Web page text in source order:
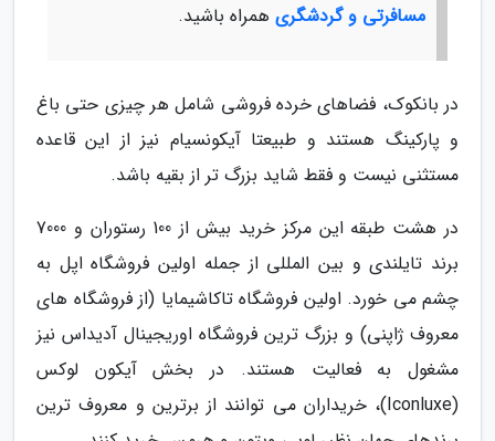
مسافرتی و گردشگری همراه باشید.
در بانکوک، فضاهای خرده فروشی شامل هر چیزی حتی باغ
و پارکینگ هستند و طبیعتا آیکونسیام نیز از این قاعده
مستثنی نیست و فقط شاید بزرگ تر از بقیه باشد.
در هشت طبقه این مرکز خرید بیش از 100 رستوران و 7000
برند تایلندی و بین المللی از جمله اولین فروشگاه اپل به
چشم می خورد. اولین فروشگاه تاکاشیمایا (از فروشگاه های
معروف ژاپنی) و بزرگ ترین فروشگاه اوریجینال آدیداس نیز
مشغول به فعالیت هستند. در بخش آیکون لوکس
(Iconluxe)، خریداران می توانند از برترین و معروف ترین